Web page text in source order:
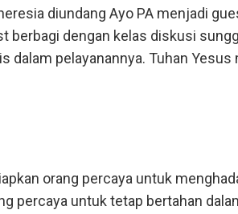
diundang Ayo PA menjadi
berbagi dengan kelas diskusi
dalam pelayanannya. Tuhan
orang percaya untuk
percaya untuk tetap bertahan